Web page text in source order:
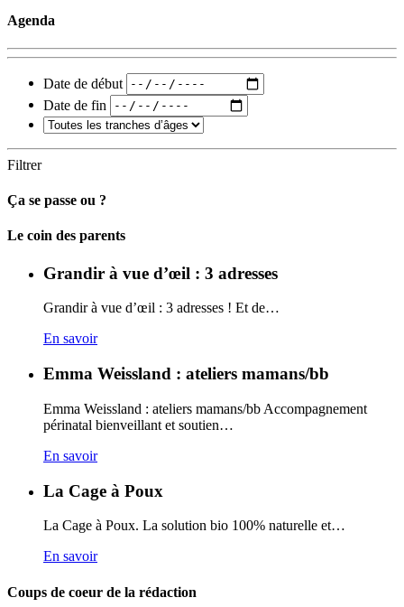
Agenda
Date de début
Date de fin
Filtrer
Ça se passe ou ?
Carto
Le coin des parents
Grandir à vue d’œil : 3 adresses
Grandir à vue d’œil : 3 adresses ! Et de…
En savoir
Emma Weissland : ateliers mamans/bb
Emma Weissland : ateliers mamans/bb Accompagnement
périnatal bienveillant et soutien…
En savoir
La Cage à Poux
La Cage à Poux. La solution bio 100% naturelle et…
En savoir
Coups de coeur de la rédaction